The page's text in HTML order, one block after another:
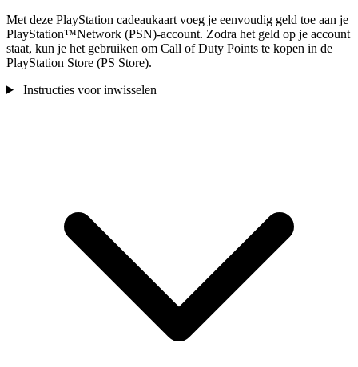
Met deze PlayStation cadeaukaart voeg je eenvoudig geld toe aan je
PlayStation™Network (PSN)-account. Zodra het geld op je account
staat, kun je het gebruiken om Call of Duty Points te kopen in de
PlayStation Store (PS Store).
Instructies voor inwisselen